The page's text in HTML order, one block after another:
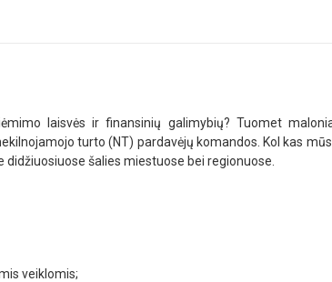
laisvės ir finansinių galimybių? Tuomet
turto (NT) pardavėjų komandos. Kol kas
šalies miestuose bei regionuose.
veiklomis;